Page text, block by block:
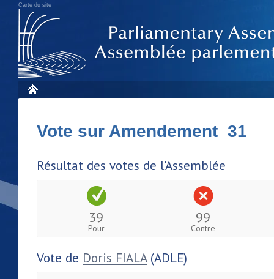
Carte du site
Vote sur Amendement 31
Résultat des votes de l'Assemblée
39
Pour
99
Contre
Vote de Doris FIALA(ADLE)